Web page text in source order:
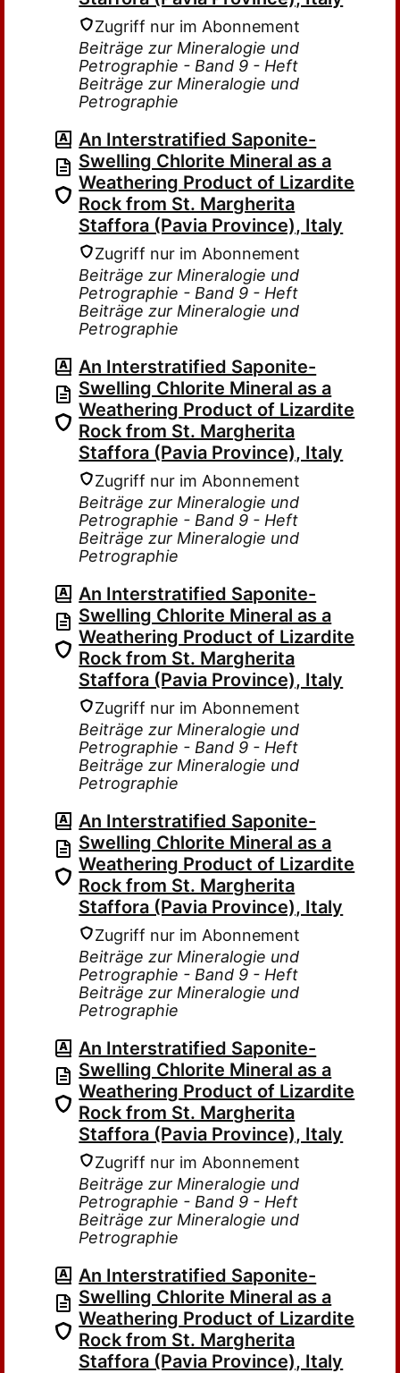
Zugriff nur im Abonnement
Beiträge zur Mineralogie und
Petrographie - Band 9 - Heft
Beiträge zur Mineralogie und
Petrographie
An Interstratified Saponite-
Swelling Chlorite Mineral as a
Weathering Product of Lizardite
Rock from St. Margherita
Staffora (Pavia Province), Italy
Zugriff nur im Abonnement
Beiträge zur Mineralogie und
Petrographie - Band 9 - Heft
Beiträge zur Mineralogie und
Petrographie
An Interstratified Saponite-
Swelling Chlorite Mineral as a
Weathering Product of Lizardite
Rock from St. Margherita
Staffora (Pavia Province), Italy
Zugriff nur im Abonnement
Beiträge zur Mineralogie und
Petrographie - Band 9 - Heft
Beiträge zur Mineralogie und
Petrographie
An Interstratified Saponite-
Swelling Chlorite Mineral as a
Weathering Product of Lizardite
Rock from St. Margherita
Staffora (Pavia Province), Italy
Zugriff nur im Abonnement
Beiträge zur Mineralogie und
Petrographie - Band 9 - Heft
Beiträge zur Mineralogie und
Petrographie
An Interstratified Saponite-
Swelling Chlorite Mineral as a
Weathering Product of Lizardite
Rock from St. Margherita
Staffora (Pavia Province), Italy
Zugriff nur im Abonnement
Beiträge zur Mineralogie und
Petrographie - Band 9 - Heft
Beiträge zur Mineralogie und
Petrographie
An Interstratified Saponite-
Swelling Chlorite Mineral as a
Weathering Product of Lizardite
Rock from St. Margherita
Staffora (Pavia Province), Italy
Zugriff nur im Abonnement
Beiträge zur Mineralogie und
Petrographie - Band 9 - Heft
Beiträge zur Mineralogie und
Petrographie
An Interstratified Saponite-
Swelling Chlorite Mineral as a
Weathering Product of Lizardite
Rock from St. Margherita
Staffora (Pavia Province), Italy